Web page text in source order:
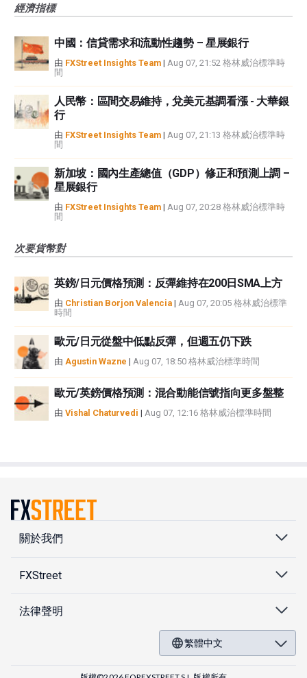
經濟指標
中國：信貸需求和流動性趨勢 – 星展銀行
由 FXStreet Insights Team | Aug 07, 21:52 格林威治標準時
間
人民幣：區間交易維持，兌美元基調看漲 - 大華銀
行
由 FXStreet Insights Team | Aug 07, 21:13 格林威治標準時
間
新加坡：國內生產總值（GDP）修正和預測上調 –
星展銀行
由 FXStreet Insights Team | Aug 07, 20:28 格林威治標準時
間
次要貨幣對
英鎊/日元價格預測：反彈維持在200日SMA上方
由 Christian Borjon Valencia | Aug 07, 20:05 格林威治標準
時間
歐元/日元從盤中低點反彈，但週五仍下跌
由 Agustin Wazne | Aug 07, 18:50 格林威治標準時間
歐元/英鎊價格預測：混合動能信號指向更多盤整
由 Vishal Chaturvedi | Aug 07, 12:16 格林威治標準時間
關於我們
FXStreet
法律聲明
繁體中文